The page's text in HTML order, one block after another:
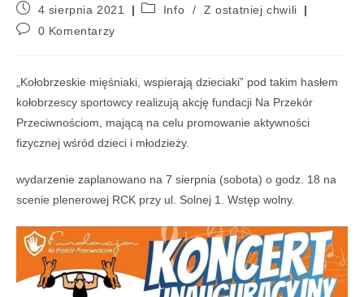
4 sierpnia 2021 Info /
Z ostatniej chwili
0 Komentarzy
„Kołobrzeskie mięśniaki, wspierają dzieciaki” pod takim hasłem
kołobrzescy sportowcy realizują akcję fundacji Na Przekór
Przeciwnościom, mającą na celu promowanie aktywności
fizycznej wśród dzieci i młodzieży.
wydarzenie zaplanowano na 7 sierpnia (sobota) o godz. 18 na
scenie plenerowej RCK przy ul. Solnej 1. Wstęp wolny.